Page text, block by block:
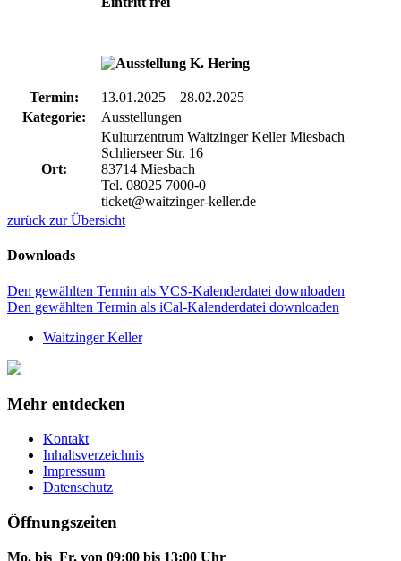
Termin: 13.01.2025 – 28.02.2025
Kategorie:
Ausstellungen
Ort:
Kulturzentrum Waitzinger Keller Miesbach
Schlierseer Str. 16
83714 Miesbach
Tel. 08025 7000-0
ticket@waitzinger-keller.de
zurück zur Übersicht
Downloads
Den gewählten Termin als VCS-Kalenderdatei downloaden
Den gewählten Termin als iCal-Kalenderdatei downloaden
Waitzinger Keller
Mehr entdecken
Kontakt
Inhaltsverzeichnis
Impressum
Datenschutz
Öffnungszeiten
Mo. bis Fr. von 09:00 bis 13:00 Uhr